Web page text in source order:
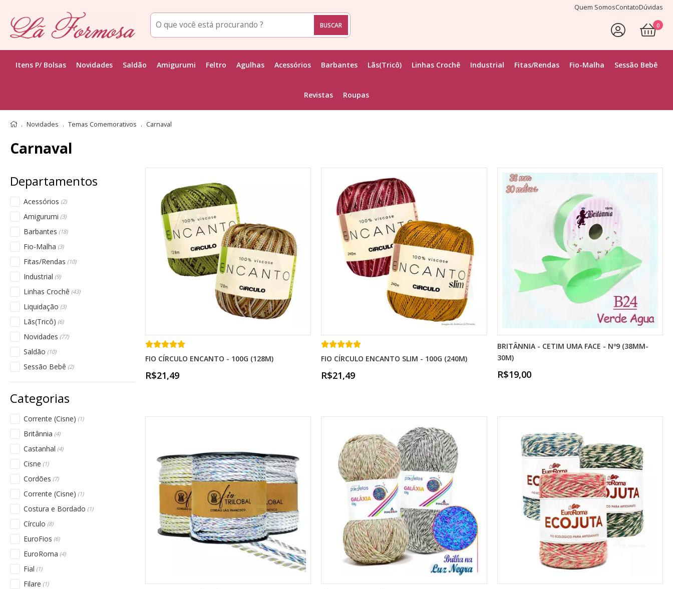
Quem SomosContatoDúvidas
Itens P/ Bolsas Novidades Saldão Amigurumi Feltro Agulhas Acessórios Barbantes Lãs(Tricô) Linhas Crochê Industrial Fitas/Rendas Fio-Malha Sessão Bebê
Revistas Roupas
0
Novidades Temas Comemorativos Carnaval
Carnaval
Acessórios (2)
Amigurumi (3)
Barbantes (18)
Fio-Malha (3)
Fitas/Rendas (10)
Industrial (9)
Linhas Crochê (43)
Liquidação (3)
Lãs(Tricô) (6)
Novidades (77)
Saldão (10)
Sessão Bebê (2)
Corrente (Cisne) (1)
Britânnia (4)
Castanhal (4)
Cisne (1)
Cordões (7)
Corrente (Cisne) (1)
Costura e Bordado (1)
Círculo (8)
EuroFios (6)
EuroRoma (4)
Fial (1)
Filare (1)
FIO CÍRCULO ENCANTO - 100G (128M)
R$21,49
FIO CÍRCULO ENCANTO SLIM - 100G (240M)
R$21,49
BRITÂNNIA - CETIM UMA FACE - Nº9 (38MM-
30M)
R$19,00